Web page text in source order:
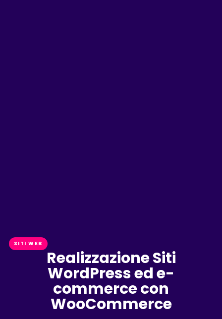
SITI WEB
Realizzazione Siti
WordPress ed e-
commerce con
WooCommerce